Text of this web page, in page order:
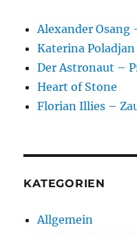
Alexander Osang
Katerina
Der Astronaut –
Heart of Stone
Florian Illies –
KATEGORIEN
Allgemein